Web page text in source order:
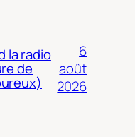
la radio
de
6
août
2026